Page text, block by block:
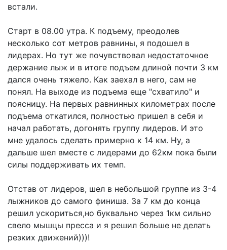
встали.
Старт в 08.00 утра. К подъему, преодолев
несколько сот метров равнины, я подошел в
лидерах. Но тут же почувствовал недостаточное
держание лыж и в итоге подъем длиной почти 3 км
дался очень тяжело. Как заехал в него, сам не
понял. На выходе из подъема еще "схватило" и
поясницу. На первых равнинных километрах после
подъема откатился, полностью пришел в себя и
начал работать, догонять группу лидеров. И это
мне удалось сделать примерно к 14 км. Ну, а
дальше шел вместе с лидерами до 62км пока были
силы поддерживать их темп.
Отстав от лидеров, шел в небольшой группе из 3-4
лыжников до самого финиша. За 7 км до конца
решил ускориться,но буквально через 1км сильно
свело мышцы пресса и я решил больше не делать
резких движений)))!